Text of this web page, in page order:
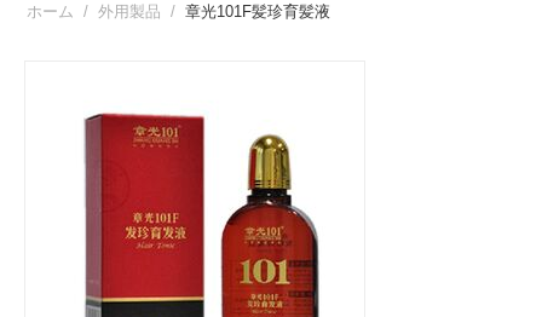
ホーム / 外用製品 / 章光101F髪珍育髪液